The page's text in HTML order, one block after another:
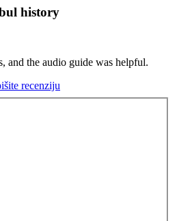
history
and the audio guide was helpful.
recenziju